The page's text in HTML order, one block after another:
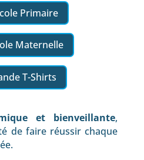
Primaire
Maternelle
T-Shirts
et bienveillante,
de faire réussir chaque